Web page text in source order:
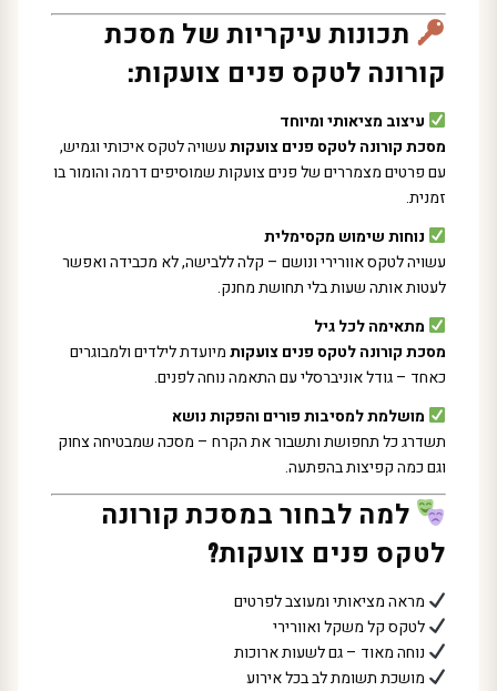
תכונות עיקריות של מסכת
קורונה לטקס פנים צועקות:
עיצוב מציאותי ומיוחד
מסכת קורונה לטקס פנים צועקותעשויה לטקס איכותי וגמיש,
עם פרטים מצמררים של פנים צועקות שמוסיפים דרמה והומור בו
זמנית.
נוחות שימוש מקסימלית
עשויה לטקס אוורירי ונושם – קלה ללבישה, לא מכבידה ואפשר
לעטות אותה שעות בלי תחושת מחנק.
מתאימה לכל גיל
מסכת קורונה לטקס פנים צועקותמיועדת לילדים ולמבוגרים
כאחד – גודל אוניברסלי עם התאמה נוחה לפנים.
מושלמת למסיבות פורים והפקות נושא
תשדרג כל תחפושת ותשבור את הקרח – מסכה שמבטיחה צחוק
וגם כמה קפיצות בהפתעה.
למה לבחור במסכת קורונה
לטקס פנים צועקות?
מראה מציאותי ומעוצב לפרטים
לטקס קל משקל ואוורירי
נוחה מאוד – גם לשעות ארוכות
מושכת תשומת לב בכל אירוע